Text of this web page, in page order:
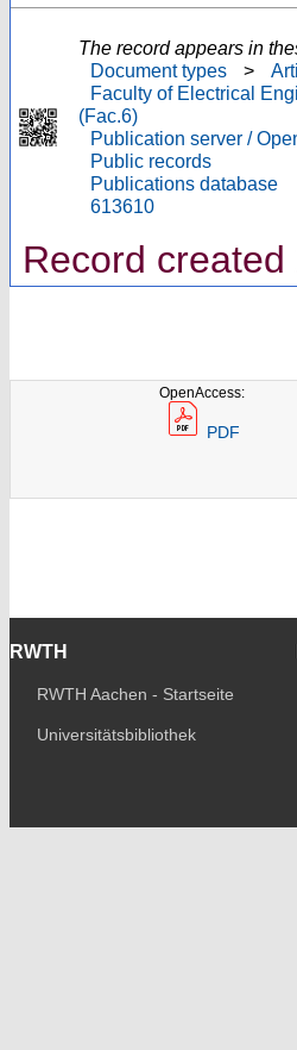
The record appears in
Document types
>
Faculty of Electrical
(Fac.6)
Publication server /
Public records
Publications database
613610
Record
OpenAccess:
PDF
RWTH
RWTH Aachen - Startseite
Universitätsbibliothek